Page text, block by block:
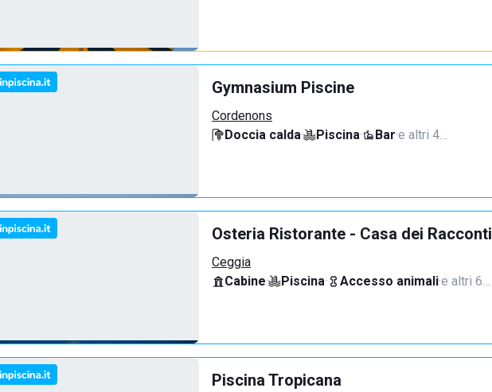
Gymnasium Piscine
Cordenons
Doccia calda· Piscina· Bar·e altri 4…
Osteria Ristorante - Casa dei Racconti
Ceggia
Cabine· Piscina· Accesso animali·e altri 6…
Piscina Tropicana